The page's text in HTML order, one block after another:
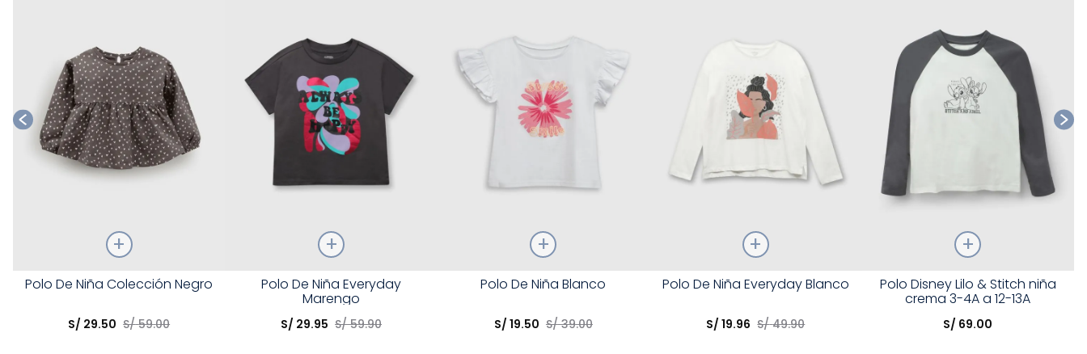
Talla
Polo De Niña Colección Negro
S/ 29.50 S/ 59.00
Elige una opción
Polo De Niña Everyday
Marengo
S/ 29.95 S/ 59.90
Polo De Niña Blanco
S/ 19.50 S/ 39.00
Talla
Polo De Niña Everyday Blanco
S/ 19.96 S/ 49.90
Talla
Elige una opción
Polo Disney Lilo & Stitch niña
crema 3-4A a 12-13A
S/ 69.00